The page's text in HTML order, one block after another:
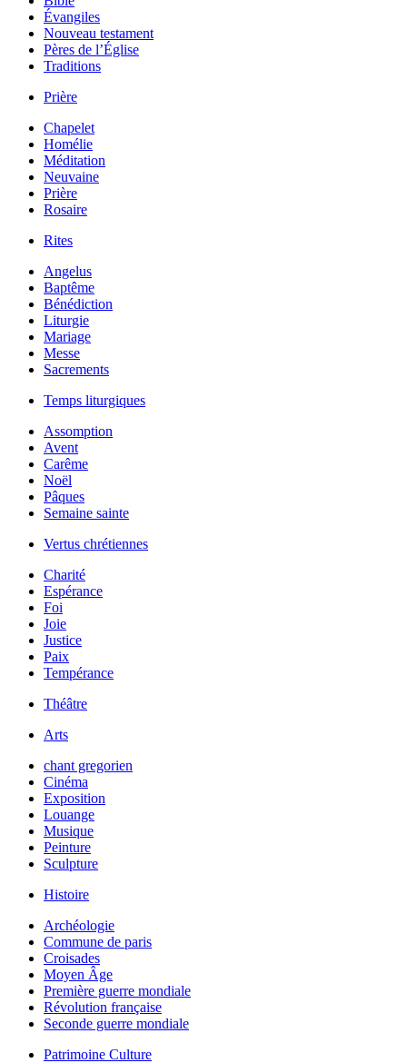
Évangiles
Nouveau testament
Pères de l’Église
Traditions
Prière
Chapelet
Homélie
Méditation
Neuvaine
Prière
Rosaire
Rites
Angelus
Baptême
Bénédiction
Liturgie
Mariage
Messe
Sacrements
Temps liturgiques
Assomption
Avent
Carême
Noël
Pâques
Semaine sainte
Vertus chrétiennes
Charité
Espérance
Foi
Joie
Justice
Paix
Tempérance
Théâtre
Arts
chant gregorien
Cinéma
Exposition
Louange
Musique
Peinture
Sculpture
Histoire
Archéologie
Commune de paris
Croisades
Moyen Âge
Première guerre mondiale
Révolution française
Seconde guerre mondiale
Patrimoine Culture